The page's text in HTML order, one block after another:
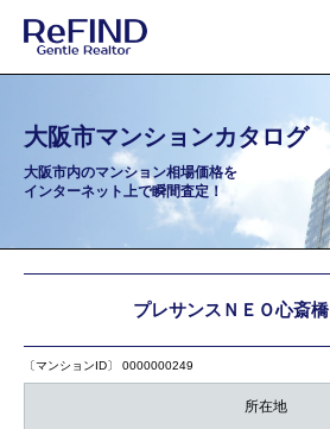
大阪市マンションカタログ
大阪市内のマンション相場価格を
インターネット上で瞬間査定！
プレサンスＮＥＯ心斎橋
〔マンションID〕 0000000249
所在地